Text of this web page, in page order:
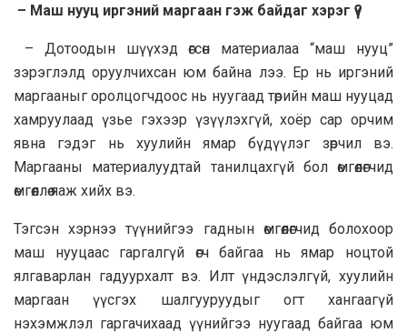
– Маш нууц иргэний маргаан гэж байдаг хэрэг үү?
– Дотоодын шүүхэд өгсөн материалаа “маш нууц”
зэрэглэлд оруулчихсан юм байна лээ. Ер нь иргэний
маргааныг оролцогчдоос нь нуугаад төрийн маш нууцад
хамруулаад үзье гэхээр үзүүлэхгүй, хоёр сар орчим
явна гэдэг нь хуулийн ямар бүдүүлэг зөрчил вэ.
Маргааны материалуудтай танилцахгүй бол өмгөөлөгчид
өмгөөллөө яаж хийх вэ.
Тэгсэн хэрнээ түүнийгээ гаднын өмгөөлөгчид болохоор
маш нууцаас гаргалгүй өгч байгаа нь ямар ноцтой
ялгаварлан гадуурхалт вэ. Илт үндэслэлгүй, хуулийн
маргаан үүсгэх шалгууруудыг огт хангаагүй
нэхэмжлэл гаргачихаад үүнийгээ нуугаад байгаа юм